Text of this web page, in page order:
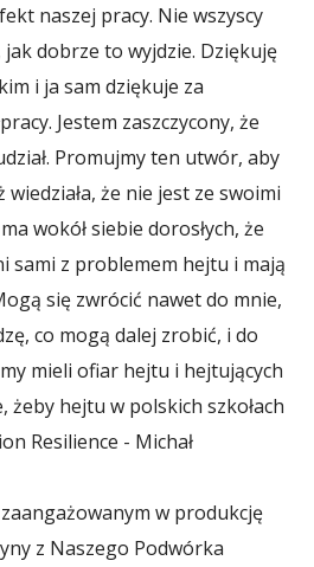
naszej pracy. Nie wszyscy
dobrze to wyjdzie. Dziękuję
i ja sam dziękuje za
Jestem zaszczycony, że
Promujmy ten utwór, aby
wiedziała, że nie jest ze swoimi
wokół siebie dorosłych, że
sami z problemem hejtu i mają
się zwrócić nawet do mnie,
co mogą dalej zrobić, i do
mieli ofiar hejtu i hejtujących
żeby hejtu w polskich szkołach
Resilience - Michał
w produkcję
z Naszego Podwórka